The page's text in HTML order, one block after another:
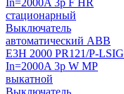
стационарный
Выключатель
автоматический ABB
E3H 2000 PR121/P-LSIG
In=2000A 3p W MP
выкатной
Выключатель